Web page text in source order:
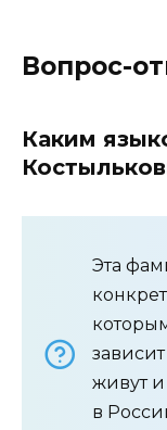
Вопрос-
Каким
Эта
живут
в